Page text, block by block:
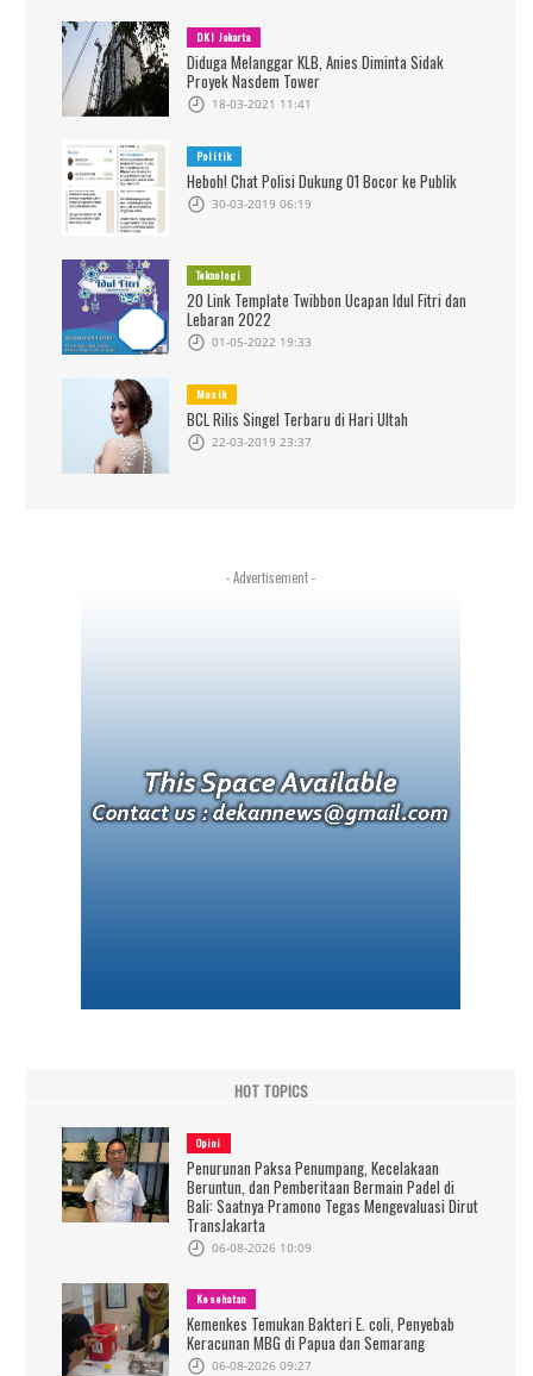
DKI Jakarta
Diduga Melanggar KLB, Anies Diminta Sidak
Proyek Nasdem Tower
18-03-2021 11:41
Politik
Heboh! Chat Polisi Dukung 01 Bocor ke Publik
30-03-2019 06:19
Teknologi
20 Link Template Twibbon Ucapan Idul Fitri dan
Lebaran 2022
01-05-2022 19:33
Musik
BCL Rilis Singel Terbaru di Hari Ultah
22-03-2019 23:37
- Advertisement -
HOT TOPICS
Opini
Penurunan Paksa Penumpang, Kecelakaan
Beruntun, dan Pemberitaan Bermain Padel di
Bali: Saatnya Pramono Tegas Mengevaluasi Dirut
TransJakarta
06-08-2026 10:09
Kesehatan
Kemenkes Temukan Bakteri E. coli, Penyebab
Keracunan MBG di Papua dan Semarang
06-08-2026 09:27